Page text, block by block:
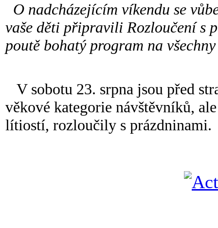
O nadcházejícím víkendu se
vaše děti připravili Rozloučení s
poutě bohatý program na
V sobotu 23. srpna jsou před
věkové kategorie návštěvníků,
lítiostí, rozloučily s prázdninami.